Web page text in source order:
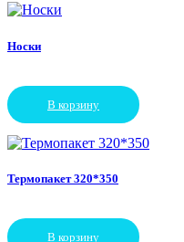
Носки
В корзину
Термопакет 320*350
В корзину